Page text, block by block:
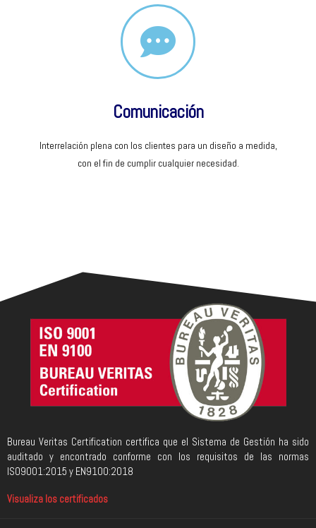
Comunicación
Interrelación plena con los clientes para un diseño a medida,
con el fin de cumplir cualquier necesidad.
Bureau Veritas Certification certifica que el Sistema de Gestión ha sido
auditado y encontrado conforme con los requisitos de las normas
ISO9001:2015 y EN9100:2018
Visualiza los certificados